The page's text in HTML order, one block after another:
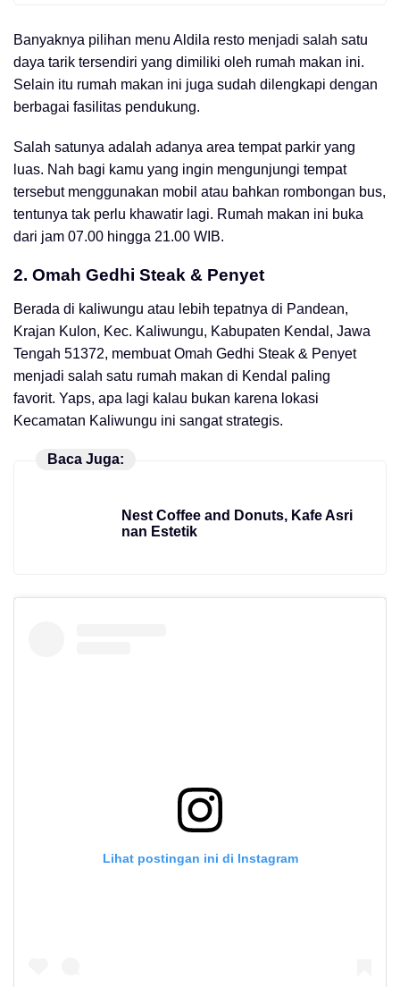
Banyaknya pilihan menu Aldila resto menjadi salah satu
daya tarik tersendiri yang dimiliki oleh rumah makan ini.
Selain itu rumah makan ini juga sudah dilengkapi dengan
berbagai fasilitas pendukung.
Salah satunya adalah adanya area tempat parkir yang
luas. Nah bagi kamu yang ingin mengunjungi tempat
tersebut menggunakan mobil atau bahkan rombongan bus,
tentunya tak perlu khawatir lagi. Rumah makan ini buka
dari jam 07.00 hingga 21.00 WIB.
2. Omah Gedhi Steak & Penyet
Berada di kaliwungu atau lebih tepatnya di Pandean,
Krajan Kulon, Kec. Kaliwungu, Kabupaten Kendal, Jawa
Tengah 51372, membuat Omah Gedhi Steak & Penyet
menjadi salah satu rumah makan di Kendal paling
favorit. Yaps, apa lagi kalau bukan karena lokasi
Kecamatan Kaliwungu ini sangat strategis.
Baca Juga:
Nest Coffee and Donuts, Kafe Asri
nan Estetik
Lihat postingan ini di Instagram